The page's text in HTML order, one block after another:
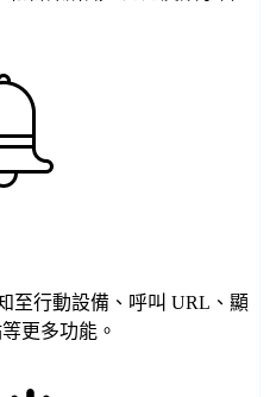
至行動設備、呼叫 URL、顯
更多功能。